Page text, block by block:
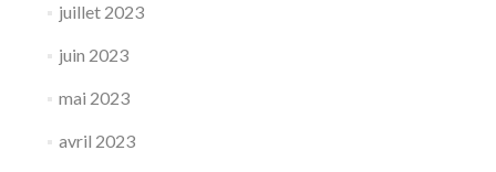
juillet 2023
juin 2023
mai 2023
avril 2023